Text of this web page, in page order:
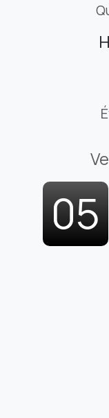
05